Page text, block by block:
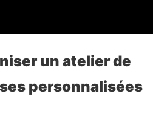
un atelier de
personnalisées